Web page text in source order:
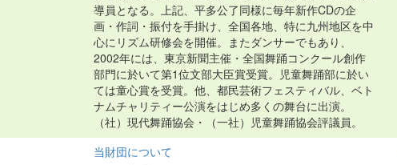
導員となる。上記、平多公了同様に毎年新作CDの企
画・作詞・振付を手掛け、全国各地、特に九州地区を中
心にリズム研修会を開催。またダンサーでもあり、
2002年には、東京新聞主催・全国舞踊コンクール創作
部門に於いて第1位文部大臣賞受賞。児童舞踊部に於い
ては童心賞を受賞。他、都民芸術フェスティバル、ベト
ナムチャリティー公演をはじめ多くの舞台に出演。
（社）現代舞踊協会・（一社）児童舞踊協会評議員。
当財団について